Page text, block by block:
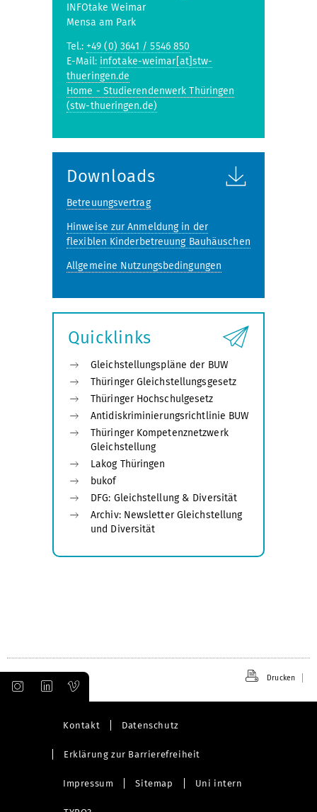
INFOtake Weimar
Mensa am Park
Tel.: +49 (0) 3641 / 5546 850
E-Mail: infotake-weimar[at]stw-
thueringen.de
Home - Studierendenwerk Thüringen
(stw-thueringen.de)
Downloads
Betreuungsvertrag
Hinweise zur Anmeldung in der
flexiblen Kinderbetreuung Bauhäuschen
Allgemeine Nutzungsbedingungen
Quicklinks
Gleichstellungspläne der BUW
Thüringer Gleichstellungsgesetz
Thüringer Hochschulgesetz
Antidiskriminierungsrichtlinie BUW
Thüringer Kompetenznetzwerk
Gleichstellung
Lakog Thüringen
bukof
DFG: Gleichstellung & Diversität
Archiv: Newsletter Gleichstellung
und Diversität
Drucken
Kontakt Datenschutz
Erklärung zur Barrierefreiheit
Impressum Sitemap Uni intern